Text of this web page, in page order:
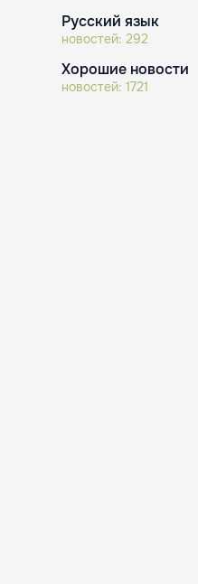
Русский язык
новостей: 292
Хорошие новости
новостей: 1721